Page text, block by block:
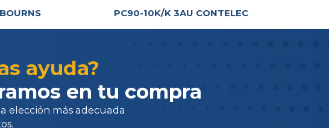
PC90-10K/K 3AU CONTELEC
ayuda?
en tu compra
más adecuada